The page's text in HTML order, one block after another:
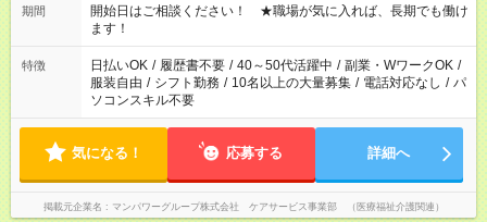
週40時間超の就業はご案内できません ※法令に基づき、週20時
間以上勤務は社会保険への加入対象となります ※労働者派遣法
（日雇い派遣の原則禁止）により、短時間・短期間の就業はご
案内が難しい場合があります
期間
開始日はご相談ください！ ★職場が気に入れば、長期でも働け
ます！
特徴 日払いOK / 履歴書不要 / 40～50代活躍中 / 副業・WワークOK /
服装自由 / シフト勤務 / 10名以上の大量募集 / 電話対応なし / パ
ソコンスキル不要
気になる！ 応募する 詳細へ
掲載元企業名 マンパワーグループ株式会社 ケアサービス事業部 （医療福祉介護関連）